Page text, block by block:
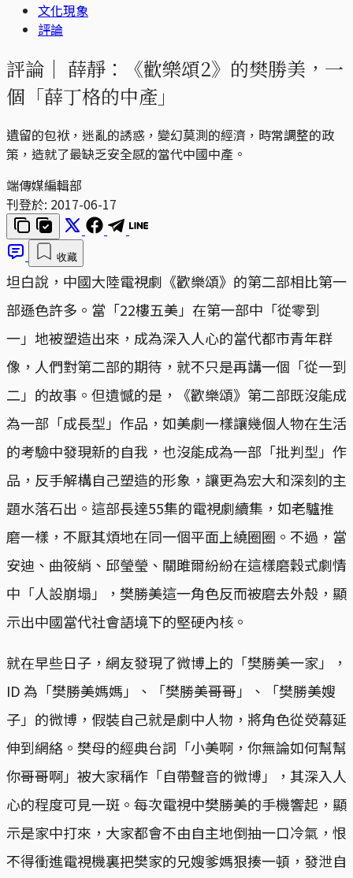
文化現象
評論
評論｜ 薛靜：《歡樂頌2》的樊勝美，一
個「薛丁格的中產」
遺留的包袱，迷亂的誘惑，變幻莫測的經濟，時常調整的政
策，造就了最缺乏安全感的當代中國中產。
端傳媒編輯部
刊登於: 2017-06-17
收藏
坦白說，中國大陸電視劇《歡樂頌》的第二部相比第一
部遜色許多。當「22樓五美」在第一部中「從零到
一」地被塑造出來，成為深入人心的當代都市青年群
像，人們對第二部的期待，就不只是再講一個「從一到
二」的故事。但遺憾的是，《歡樂頌》第二部既沒能成
為一部「成長型」作品，如美劇一樣讓幾個人物在生活
的考驗中發現新的自我，也沒能成為一部「批判型」作
品，反手解構自己塑造的形象，讓更為宏大和深刻的主
題水落石出。這部長達55集的電視劇續集，如老驢推
磨一樣，不厭其煩地在同一個平面上繞圈圈。不過，當
安迪、曲筱綃、邱瑩瑩、關雎爾紛紛在這樣磨穀式劇情
中「人設崩塌」，樊勝美這一角色反而被磨去外殼，顯
示出中國當代社會語境下的堅硬內核。
就在早些日子，網友發現了微博上的「樊勝美一家」，
ID 為「樊勝美媽媽」、「樊勝美哥哥」、「樊勝美嫂
子」的微博，假裝自己就是劇中人物，將角色從熒幕延
伸到網絡。樊母的經典台詞「小美啊，你無論如何幫幫
你哥哥啊」被大家稱作「自帶聲音的微博」，其深入人
心的程度可見一斑。每次電視中樊勝美的手機響起，顯
示是家中打來，大家都會不由自主地倒抽一口冷氣，恨
不得衝進電視機裏把樊家的兄嫂爹媽狠揍一頓，發泄自